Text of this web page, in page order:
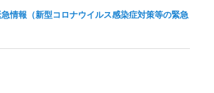
情報（新型コロナウイルス感染症対策等の緊急